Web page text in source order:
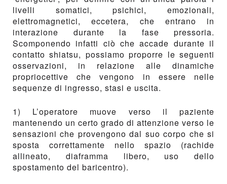
livelli somatici, psichici, emozionali,
elettromagnetici, eccetera, che entrano in
interazione durante la fase pressoria.
Scomponendo infatti ciò che accade durante il
contatto shiatsu, possiamo proporre le seguenti
osservazioni, in relazione alle dinamiche
propriocettive che vengono in essere nelle
sequenze di ingresso, stasi e uscita.
1) L’operatore muove verso il paziente
mantenendo un certo grado di attenzione verso le
sensazioni che provengono dal suo corpo che si
sposta correttamente nello spazio (rachide
allineato, diaframma libero, uso dello
spostamento del baricentro).